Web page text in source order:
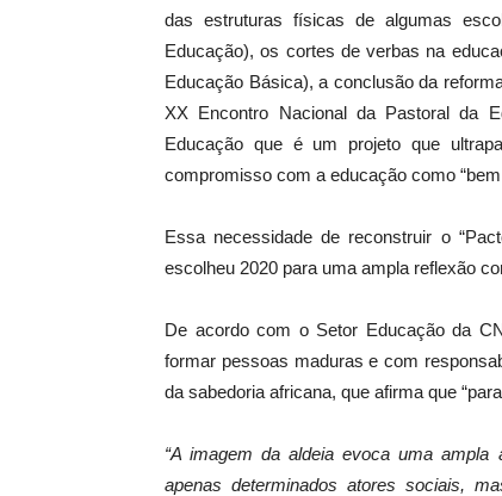
das estruturas físicas de algumas
Educação), os cortes de verbas na
Educação Básica), a conclusão da
XX Encontro Nacional da Pastoral da
Educação que é um projeto que
compromisso com a educação como
Essa necessidade de reconstruir o
escolheu 2020 para uma ampla reflexão
De acordo com o Setor Educação da
formar pessoas maduras e com
da sabedoria africana, que afirma que
“A imagem da aldeia evoca uma ampla
apenas determinados atores sociais,